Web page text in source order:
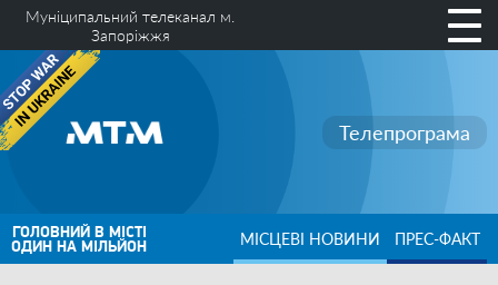
Муніципальний телеканал м.
Запоріжжя
Телепрограма
ГОЛОВНИЙ В МІСТІ
ОДИН НА МІЛЬЙОН МІСЦЕВІ НОВИНИ ПРЕС-ФАКТ